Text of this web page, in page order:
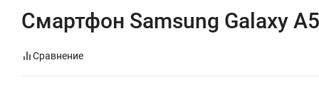
Смартфон Samsung Galaxy
Сравнение